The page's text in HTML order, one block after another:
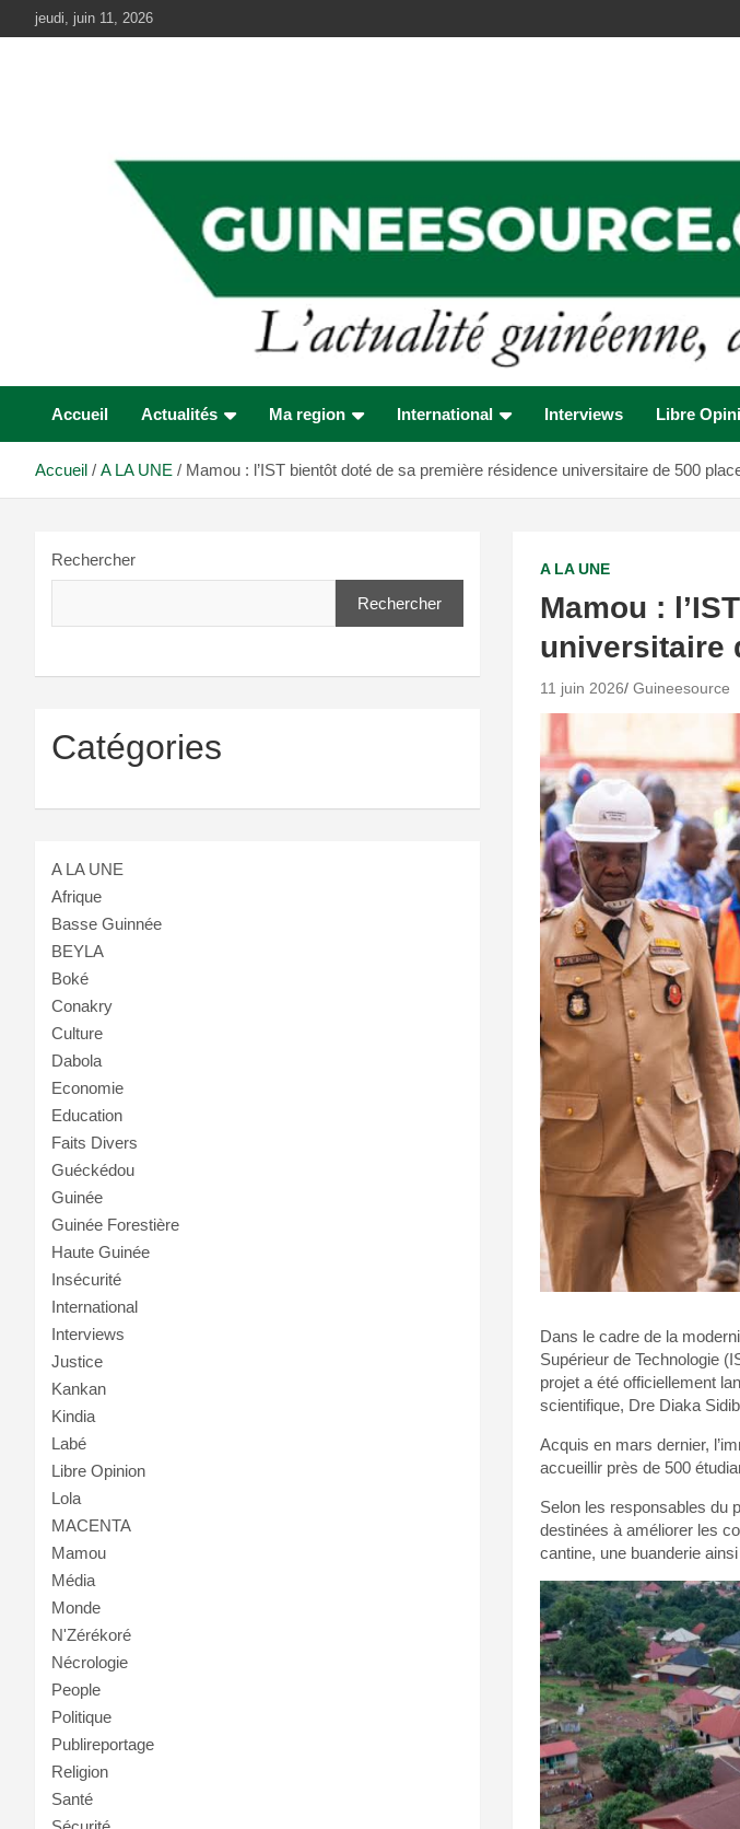
au
jeudi, juin 11, 2026
Accueil Actualités Ma region International Interviews Libre
Accueil A LA UNE Mamou : l’IST bientôt doté de sa première résidence universitaire de 500
A LA UNE
Mamou :
universitaire
11 juin 2026 Guineesource
Dans le cadre de la
Supérieur de Technologie
projet a été officiellement
scientifique, Dre Diaka
Acquis en mars dernier,
accueillir près de 500
Selon les responsables du
destinées à améliorer les
cantine, une buanderie
Rechercher
Rechercher
Catégories
A LA UNE
Afrique
Basse Guinnée
BEYLA
Boké
Conakry
Culture
Dabola
Economie
Education
Faits Divers
Guéckédou
Guinée
Guinée Forestière
Haute Guinée
Insécurité
International
Interviews
Justice
Kankan
Kindia
Labé
Libre Opinion
Lola
MACENTA
Mamou
Média
Monde
N'Zérékoré
Nécrologie
People
Politique
Publireportage
Religion
Santé